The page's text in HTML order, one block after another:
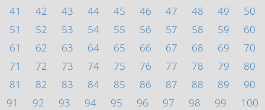
41
42 43 44 45 46 47 48 49
50
51
52 53 54 55 56 57 58 59
60
61
62 63 64 65 66 67 68 69
70
71
72 73 74 75 76 77 78 79
80
81
82 83 84 85 86 87 88 89
90
91
92 93 94 95 96 97 98 99
100